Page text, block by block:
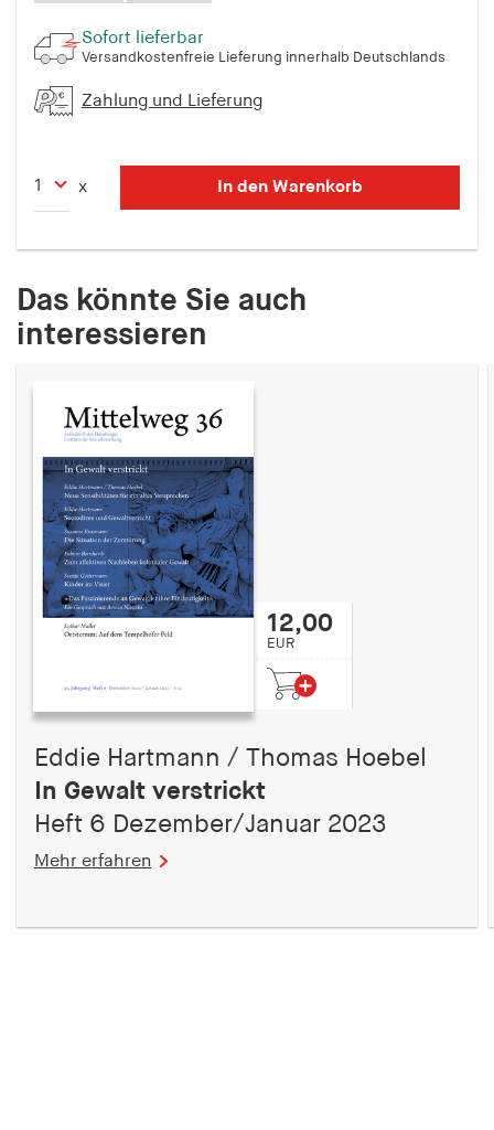
Sofort lieferbar
Versandkostenfreie Lieferung innerhalb Deutschlands
Zahlung und Lieferung
x In den Warenkorb
Das könnte Sie auch
interessieren
12,00
EUR
Eddie Hartmann / Thomas Hoebel
In Gewalt verstrickt
Heft 6 Dezember/Januar 2023
Mehr erfahren